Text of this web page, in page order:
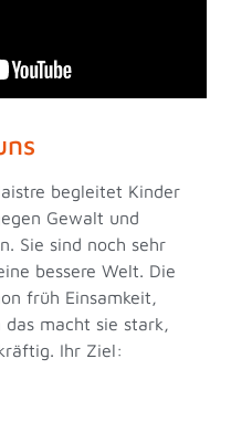
begleitet Kinder
Gewalt und
Sie sind noch sehr
bessere Welt. Die
früh Einsamkeit,
macht sie stark,
Ihr Ziel: